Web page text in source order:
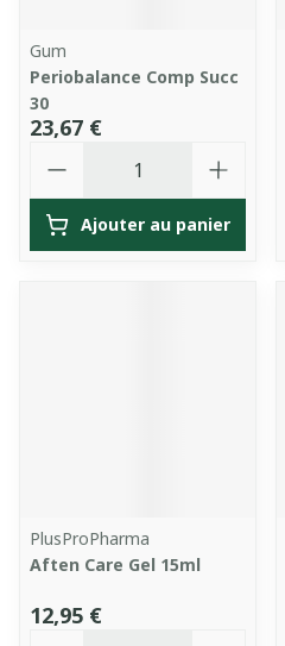
Gum
Periobalance Comp Succ
30
23,67 €
Ajouter au panier
PlusProPharma
Aften Care Gel 15ml
12,95 €